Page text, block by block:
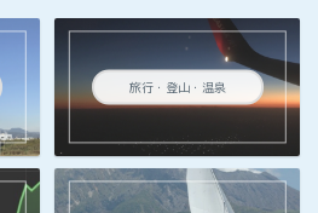
旅行・登山・温泉